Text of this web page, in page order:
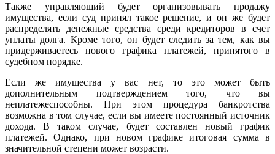
Также управляющий будет организовывать продажу
имущества, если суд принял такое решение, и он же будет
распределять денежные средства среди кредиторов в счет
уплаты долга. Кроме того, он будет следить за тем, как вы
придерживаетесь нового графика платежей, принятого в
судебном порядке.
Если же имущества у вас нет, то это может быть
дополнительным подтверждением того, что вы
неплатежеспособны. При этом процедура банкротства
возможна в том случае, если вы имеете постоянный источник
дохода. В таком случае, будет составлен новый график
платежей. Однако, при новом графике итоговая сумма в
значительной степени может возрасти.